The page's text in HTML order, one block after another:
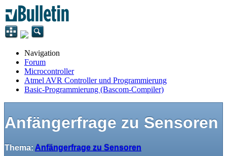
Navigation
Forum
Microcontroller
Atmel AVR Controller und Programmierung
Basic-Programmierung (Bascom-Compiler)
Anfängerfrage zu Sensoren
Thema: Anfängerfrage zu Sensoren